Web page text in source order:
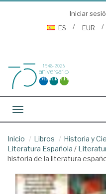
Iniciar
ES
EUR
Toggle navigation
Inicio Libros Historia y
Literatura Española /
historia de la literatura